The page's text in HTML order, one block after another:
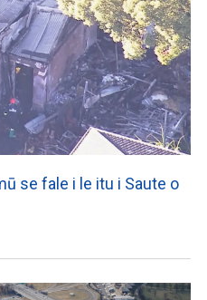
se fale i le itu i Saute o